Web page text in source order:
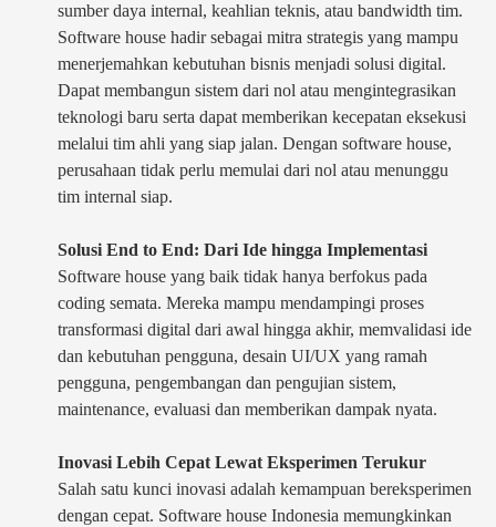
sumber daya internal, keahlian teknis, atau bandwidth tim.
Software house hadir sebagai mitra strategis yang mampu
menerjemahkan kebutuhan bisnis menjadi solusi digital.
Dapat membangun sistem dari nol atau mengintegrasikan
teknologi baru serta dapat memberikan kecepatan eksekusi
melalui tim ahli yang siap jalan. Dengan software house,
perusahaan tidak perlu memulai dari nol atau menunggu
tim internal siap.
Solusi End to End: Dari Ide hingga Implementasi
Software house yang baik tidak hanya berfokus pada
coding semata. Mereka mampu mendampingi proses
transformasi digital dari awal hingga akhir, memvalidasi ide
dan kebutuhan pengguna, desain UI/UX yang ramah
pengguna, pengembangan dan pengujian sistem,
maintenance, evaluasi dan memberikan dampak nyata.
Inovasi Lebih Cepat Lewat Eksperimen Terukur
Salah satu kunci inovasi adalah kemampuan bereksperimen
dengan cepat. Software house Indonesia memungkinkan